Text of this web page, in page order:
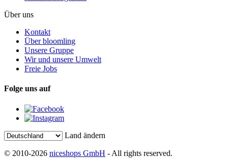
Über uns
Kontakt
Über bloomling
Unsere Gruppe
Wir und unsere Umwelt
Freie Jobs
Folge uns auf
Land ändern
© 2010-2026 niceshops GmbH - All rights reserved.